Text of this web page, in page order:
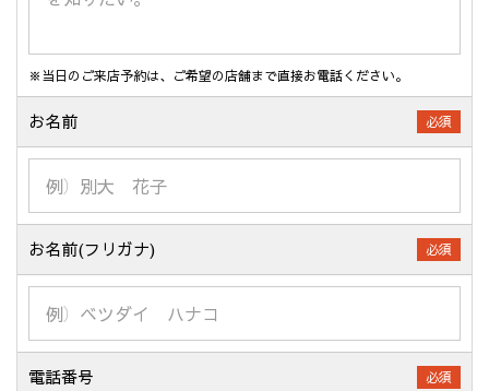
※当日のご来店予約は、ご希望の店舗まで直接お電話ください。
お名前 必須
お名前(フリガナ) 必須
電話番号 必須